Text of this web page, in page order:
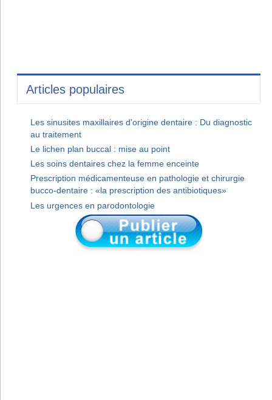
Articles populaires
Les sinusites maxillaires d'origine dentaire : Du diagnostic
au traitement
Le lichen plan buccal : mise au point
Les soins dentaires chez la femme enceinte
Prescription médicamenteuse en pathologie et chirurgie
bucco-dentaire : «la prescription des antibiotiques»
Les urgences en parodontologie